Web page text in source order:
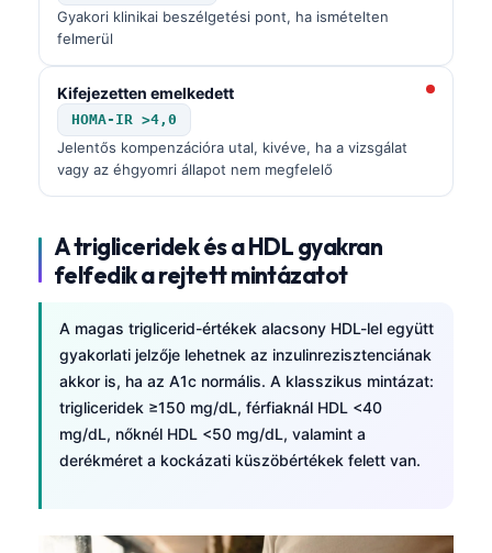
Gyakori klinikai beszélgetési pont, ha ismételten
felmerül
Kifejezetten emelkedett
HOMA-IR >4,0
Jelentős kompenzációra utal, kivéve, ha a vizsgálat
vagy az éhgyomri állapot nem megfelelő
A trigliceridek és a HDL gyakran
felfedik a rejtett mintázatot
A magas triglicerid-értékek alacsony HDL-lel együtt
gyakorlati jelzője lehetnek az inzulinrezisztenciának
akkor is, ha az A1c normális. A klasszikus mintázat:
trigliceridek ≥150 mg/dL, férfiaknál HDL <40
mg/dL, nőknél HDL <50 mg/dL, valamint a
derékméret a kockázati küszöbértékek felett van.